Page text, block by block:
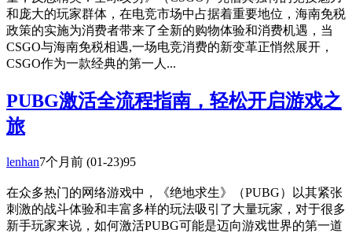
和庞大的玩家群体，在电竞市场中占据着重要地位，海南免税
政策的实施为消费者带来了全新的购物体验和消费机遇，当
CSGO与海南免税相遇,一场电竞消费的新变革正悄然展开，
CSGO作为一款经典的第一人...
PUBG激活全流程指南，轻松开启游戏之
旅
lenhan7个月前 (01-23)95
在众多热门的网络游戏中，《绝地求生》（PUBG）以其紧张
刺激的战斗体验和丰富多样的玩法吸引了大量玩家，对于很多
新手玩家来说，如何激活PUBG可能是迈向游戏世界的第一道